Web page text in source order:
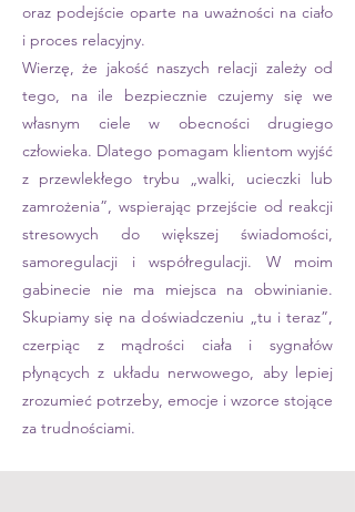
oraz podejście oparte na uważności na ciało
i proces relacyjny.
Wierzę, że jakość naszych relacji zależy od
tego, na ile bezpiecznie czujemy się we
własnym ciele w obecności drugiego
człowieka. Dlatego pomagam klientom wyjść
z przewlekłego trybu „walki, ucieczki lub
zamrożenia”, wspierając przejście od reakcji
stresowych do większej świadomości,
samoregulacji i współregulacji. W moim
gabinecie nie ma miejsca na obwinianie.
Skupiamy się na doświadczeniu „tu i teraz”,
czerpiąc z mądrości ciała i sygnałów
płynących z układu nerwowego, aby lepiej
zrozumieć potrzeby, emocje i wzorce stojące
za trudnościami.